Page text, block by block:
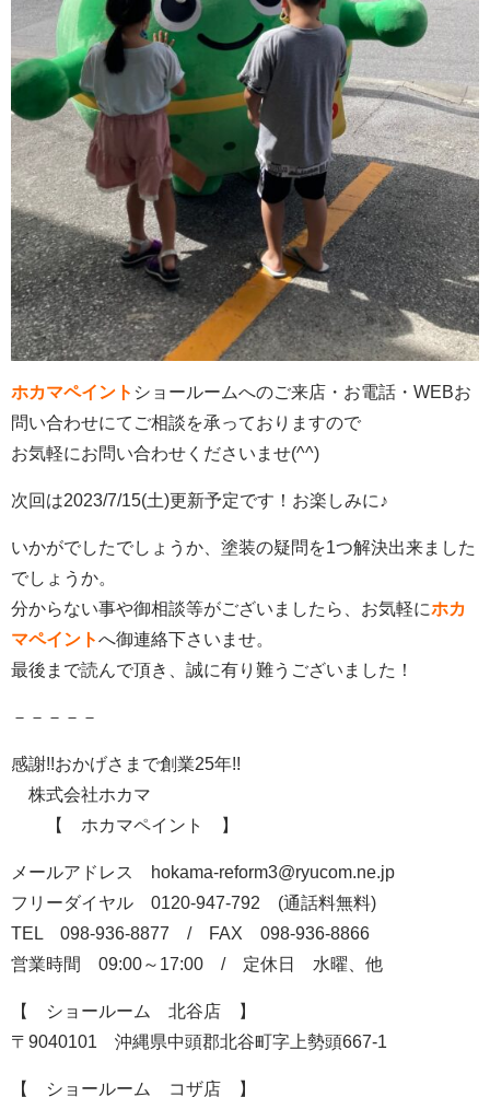
ホカマペイント ショールームへのご来店・お電話・WEBお
問い合わせにてご相談を承っておりますので
お気軽にお問い合わせくださいませ(^^)
次回は2023/7/15(土)更新予定です！お楽しみに♪
いかがでしたでしょうか、塗装の疑問を1つ解決出来ました
でしょうか。
分からない事や御相談等がございましたら、お気軽にホカ
マペイントへ御連絡下さいませ。
最後まで読んで頂き、誠に有り難うございました！
－－－－－
感謝!!おかげさまで創業25年!!
株式会社ホカマ
【 ホカマペイント 】
メールアドレス hokama-reform3@ryucom.ne.jp
フリーダイヤル 0120-947-792 (通話料無料)
TEL 098-936-8877 / FAX 098-936-8866
営業時間 09:00～17:00 / 定休日 水曜、他
【 ショールーム 北谷店 】
〒9040101 沖縄県中頭郡北谷町字上勢頭667-1
【 ショールーム コザ店 】